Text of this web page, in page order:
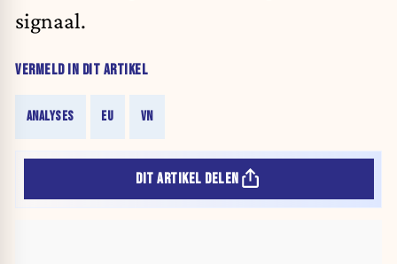
signaal.
VERMELD IN DIT ARTIKEL
ANALYSES EU VN
DIT ARTIKEL DELEN